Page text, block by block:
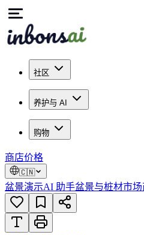
社区
养护与 AI
购物
商店价格
🇨🇳
盆景演示AI 助手盆景与桩材市场